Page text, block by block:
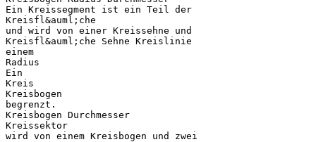
Ein Kreissegment ist ein Teil der
Kreisfl&auml;che
und wird von einer Kreissehne und
Kreisfl&auml;che Sehne Kreislinie
einem
Radius
Ein
Kreis
Kreisbogen
begrenzt.
Kreisbogen Durchmesser
Kreissektor
wird von einem Kreisbogen und zwei